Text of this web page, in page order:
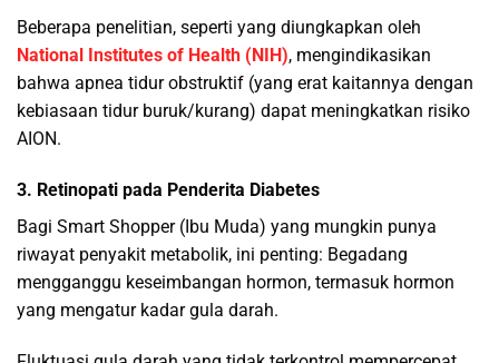
Beberapa penelitian, seperti yang diungkapkan oleh
National Institutes of Health (NIH), mengindikasikan
bahwa apnea tidur obstruktif (yang erat kaitannya dengan
kebiasaan tidur buruk/kurang) dapat meningkatkan risiko
AION.
3. Retinopati pada Penderita Diabetes
Bagi Smart Shopper (Ibu Muda) yang mungkin punya
riwayat penyakit metabolik, ini penting: Begadang
mengganggu keseimbangan hormon, termasuk hormon
yang mengatur kadar gula darah.